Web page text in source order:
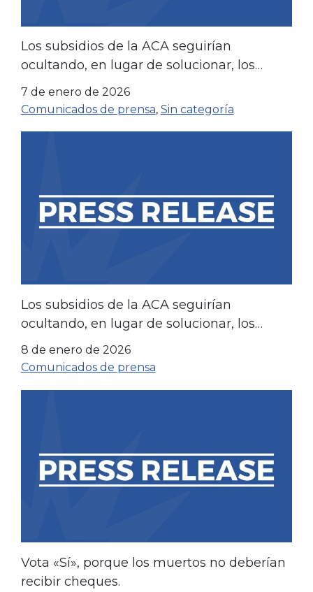
Los subsidios de la ACA seguirían
ocultando, en lugar de solucionar, los
problemas fundamentales.
7 de enero de 2026
Comunicados de prensa, Sin categoría
Los subsidios de la ACA seguirían
ocultando, en lugar de solucionar, los
problemas fundamentales.
8 de enero de 2026
Comunicados de prensa
Vota «Sí», porque los muertos no deberían
recibir cheques.